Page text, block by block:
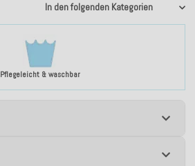
Pflegeleicht & waschbar
In den folgenden Kategorien